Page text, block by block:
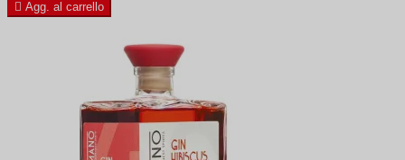
 Agg. al carrello